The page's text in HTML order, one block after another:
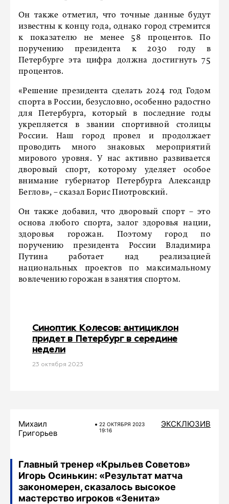
Он также отметил, что точные данные будут
известны к концу года, однако город стремится
к показателю не менее 58 процентов. По
поручению президента к 2030 году в
Петербурге эта цифра должна достигнуть 75
процентов.
«Решение президента сделать 2024 год Годом
спорта в России, безусловно, особенно радостно
для Петербурга, который в последние годы
укрепляется в звании спортивной столицы
России. Наш город провел и продолжает
проводить много знаковых мероприятий
мирового уровня. У нас активно развивается
дворовый спорт, которому уделяет особое
внимание губернатор Петербурга Александр
Беглов», – сказал Борис Пиотровский.
Он также добавил, что дворовый спорт – это
основа любого спорта, залог здоровья нации,
здоровья горожан. Поэтому город по
поручению президента России Владимира
Путина работает над реализацией
национальных проектов по максимальному
вовлечению горожан в занятия спортом.
Синоптик Колесов: антициклон
придет в Петербург в середине
недели
23 октября 2023
Михаил
Григорьев
22 ОКТЯБРЯ 2023
19:16
ЭКСКЛЮЗИВ
Главный тренер «Крыльев Советов»
Игорь Осинькин: «Результат матча
закономерен, сказалось высокое
мастерство игроков «Зенита»